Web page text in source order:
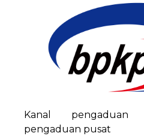
Kanal pengaduan
pengaduan pusat